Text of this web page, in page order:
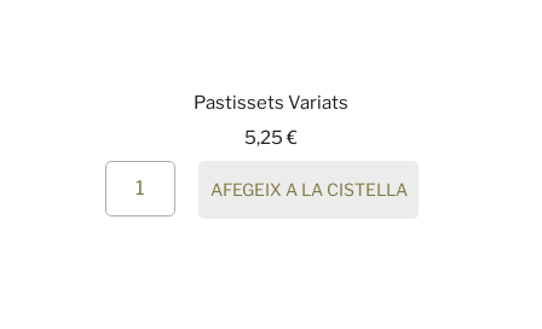
Pastissets Variats
5,25€
AFEGEIX A LA CISTELLA